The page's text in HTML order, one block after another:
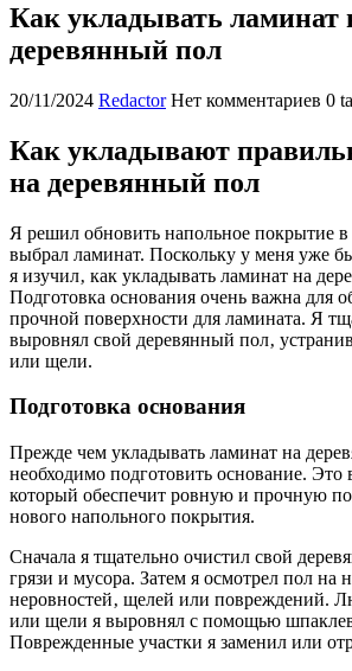
Как укладывать ламинат
деревянный пол
20/11/2024 Redactor Нет комментариев 0
Как укладывают
на деревянный пол
Я решил обновить напольное покрытие в
выбрал ламинат. Поскольку у меня уже
я изучил‚ как укладывать ламинат на
Подготовка основания очень важна для
прочной поверхности для ламината. Я
выровнял свой деревянный пол‚
или щели.
Подготовка основания
Прежде чем укладывать ламинат на
необходимо подготовить основание.
который обеспечит ровную и прочную
нового напольного покрытия.
Сначала я тщательно очистил свой
грязи и мусора. Затем я осмотрел пол на
неровностей‚ щелей или повреждений.
или щели я выровнял с помощью
Поврежденные участки я заменил или